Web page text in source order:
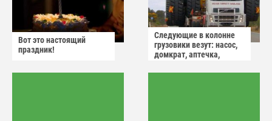
Вот это настоящий
праздник!
Следующие в колонне
грузовики везут: насос,
домкрат, аптечка,